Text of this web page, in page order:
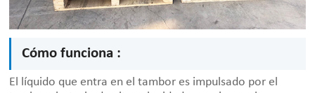
Cómo funciona :
El líquido que entra en el tambor es impulsado por el